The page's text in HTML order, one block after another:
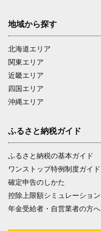
地域から探す
北海道エリア
関東エリア
近畿エリア
四国エリア
沖縄エリア
ふるさと納税ガイド
ふるさと納税の基本ガイド
ワンストップ特例制度ガイド
確定申告のしかた
控除上限額シミュレーション
年金受給者・自営業者の方へ